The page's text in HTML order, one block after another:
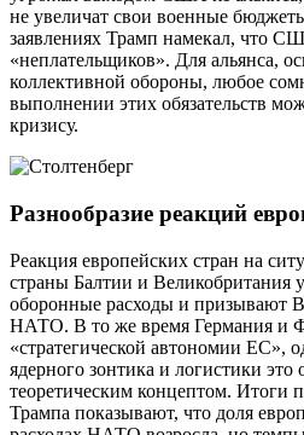
не увеличат свои военные
заявлениях Трамп намекал, что
«неплательщиков». Для альянса,
коллективной обороны, любое
выполнении этих обязательств
кризису.
Разнообразие реакций
Реакция европейских стран на
страны Балтии и Великобритания
оборонные расходы и призывают
НАТО. В то же время Германия и
«стратегической автономии ЕС»,
ядерного зонтика и логистики это
теоретическим концептом. Итоги
Трампа показывают, что доля